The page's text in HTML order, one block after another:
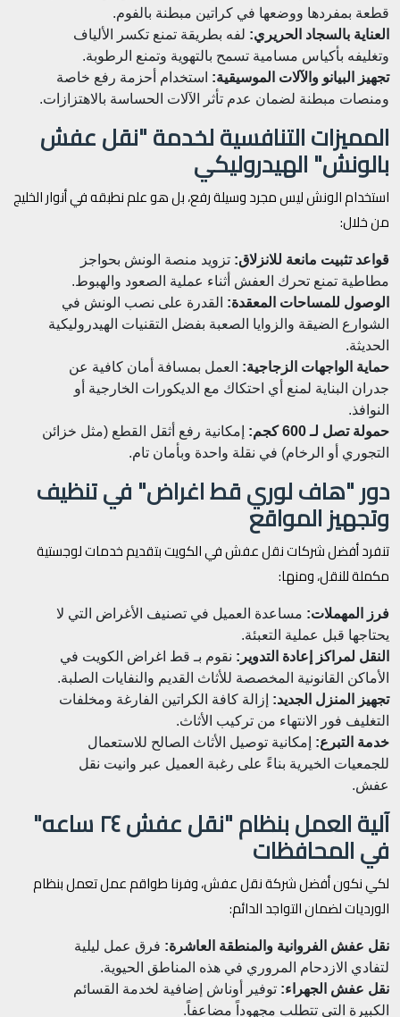
قطعة بمفردها ووضعها في كراتين مبطنة بالفوم.
العناية بالسجاد الحريري: لفه بطريقة تمنع تكسر الألياف
وتغليفه بأكياس مسامية تسمح بالتهوية وتمنع الرطوبة.
تجهيز البيانو والآلات الموسيقية: استخدام أحزمة رفع خاصة
ومنصات مبطنة لضمان عدم تأثر الآلات الحساسة بالاهتزازات.
المميزات التنافسية لخدمة "نقل عفش
بالونش" الهيدروليكي
استخدام الونش ليس مجرد وسيلة رفع، بل هو علم نطبقه في أنوار الخليج
من خلال:
قواعد تثبيت مانعة للانزلاق: تزويد منصة الونش بحواجز
مطاطية تمنع تحرك العفش أثناء عملية الصعود والهبوط.
الوصول للمساحات المعقدة: القدرة على نصب الونش في
الشوارع الضيقة والزوايا الصعبة بفضل التقنيات الهيدروليكية
الحديثة.
حماية الواجهات الزجاجية: العمل بمسافة أمان كافية عن
جدران البناية لمنع أي احتكاك مع الديكورات الخارجية أو
النوافذ.
حمولة تصل لـ 600 كجم:
إمكانية رفع أثقل القطع (مثل خزائن
التجوري أو الرخام) في نقلة واحدة وبأمان تام.
دور "هاف لوري قط اغراض" في تنظيف
وتجهيز المواقع
تنفرد أفضل شركات نقل عفش في الكويت بتقديم خدمات لوجستية
مكملة للنقل، ومنها:
فرز المهملات: مساعدة العميل في تصنيف الأغراض التي لا
يحتاجها قبل عملية التعبئة.
النقل لمراكز إعادة التدوير: نقوم بـ قط اغراض الكويت في
الأماكن القانونية المخصصة للأثاث القديم والنفايات الصلبة.
تجهيز المنزل الجديد: إزالة كافة الكراتين الفارغة ومخلفات
التغليف فور الانتهاء من تركيب الأثاث.
خدمة التبرع: إمكانية توصيل الأثاث الصالح للاستعمال
للجمعيات الخيرية بناءً على رغبة العميل عبر وانيت نقل
عفش.
آلية العمل بنظام "نقل عفش ٢٤ ساعه"
في المحافظات
لكي نكون أفضل شركة نقل عفش، وفرنا طواقم عمل تعمل بنظام
الورديات لضمان التواجد الدائم:
نقل عفش الفروانية والمنطقة العاشرة: فرق عمل ليلية
لتفادي الازدحام المروري في هذه المناطق الحيوية.
نقل عفش الجهراء: توفير أوناش إضافية لخدمة القسائم
الكبيرة التي تتطلب مجهوداً مضاعفاً.